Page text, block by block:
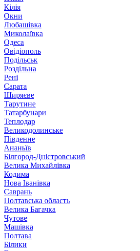
Кілія
Окни
Любашівка
Миколаївка
Одеса
Овідіополь
Подільськ
Роздільна
Рені
Сарата
Ширяєве
Тарутине
Татарбунари
Теплодар
Великодолинське
Південне
Ананьїв
Білгород-Дністровський
Велика Михайлівка
Кодима
Нова Іванівка
Саврань
Полтавська область
Велика Багачка
Чутове
Машівка
Полтава
Білики